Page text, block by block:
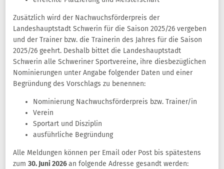
Zusätzlich wird der Nachwuchsförderpreis der
Landeshauptstadt Schwerin für die Saison 2025/26 vergeben
und der Trainer bzw. die Trainerin des Jahres für die Saison
2025/26 geehrt. Deshalb bittet die Landeshauptstadt
Schwerin alle Schweriner Sportvereine, ihre diesbezüglichen
Nominierungen unter Angabe folgender Daten und einer
Begründung des Vorschlags zu benennen:
Nominierung Nachwuchsförderpreis bzw. Trainer/in
Verein
Sportart und Disziplin
ausführliche Begründung
Alle Meldungen können per Email oder Post bis spätestens
zum 30. Juni 2026an folgende Adresse gesandt werden: